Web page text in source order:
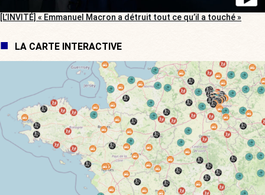
[L’INVITÉ] « Emmanuel Macron a détruit tout ce qu’il a touché »
LA CARTE INTERACTIVE